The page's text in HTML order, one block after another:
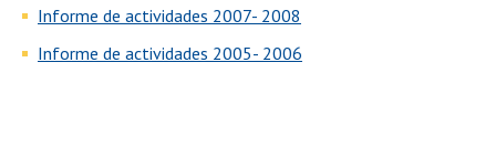
Informe de actividades 2007- 2008
Informe de actividades 2005- 2006